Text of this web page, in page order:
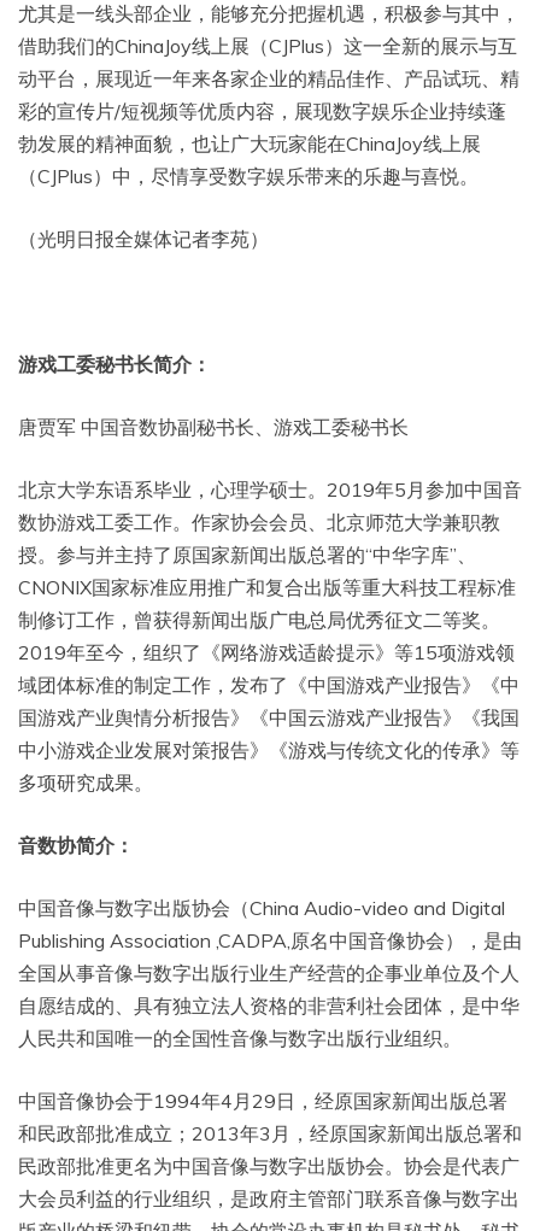
尤其是一线头部企业，能够充分把握机遇，积极参与其中，
借助我们的ChinaJoy线上展（CJPlus）这一全新的展示与互
动平台，展现近一年来各家企业的精品佳作、产品试玩、精
彩的宣传片/短视频等优质内容，展现数字娱乐企业持续蓬
勃发展的精神面貌，也让广大玩家能在ChinaJoy线上展
（CJPlus）中，尽情享受数字娱乐带来的乐趣与喜悦。
（光明日报全媒体记者李苑）
游戏工委秘书长简介：
唐贾军 中国音数协副秘书长、游戏工委秘书长
北京大学东语系毕业，心理学硕士。2019年5月参加中国音
数协游戏工委工作。作家协会会员、北京师范大学兼职教
授。参与并主持了原国家新闻出版总署的“中华字库”、
CNONIX国家标准应用推广和复合出版等重大科技工程标准
制修订工作，曾获得新闻出版广电总局优秀征文二等奖。
2019年至今，组织了《网络游戏适龄提示》等15项游戏领
域团体标准的制定工作，发布了《中国游戏产业报告》《中
国游戏产业舆情分析报告》《中国云游戏产业报告》《我国
中小游戏企业发展对策报告》《游戏与传统文化的传承》等
多项研究成果。
音数协简介：
中国音像与数字出版协会（China Audio-video and Digital
Publishing Association ,CADPA,原名中国音像协会），是由
全国从事音像与数字出版行业生产经营的企事业单位及个人
自愿结成的、具有独立法人资格的非营利社会团体，是中华
人民共和国唯一的全国性音像与数字出版行业组织。
中国音像协会于1994年4月29日，经原国家新闻出版总署
和民政部批准成立；2013年3月，经原国家新闻出版总署和
民政部批准更名为中国音像与数字出版协会。协会是代表广
大会员利益的行业组织，是政府主管部门联系音像与数字出